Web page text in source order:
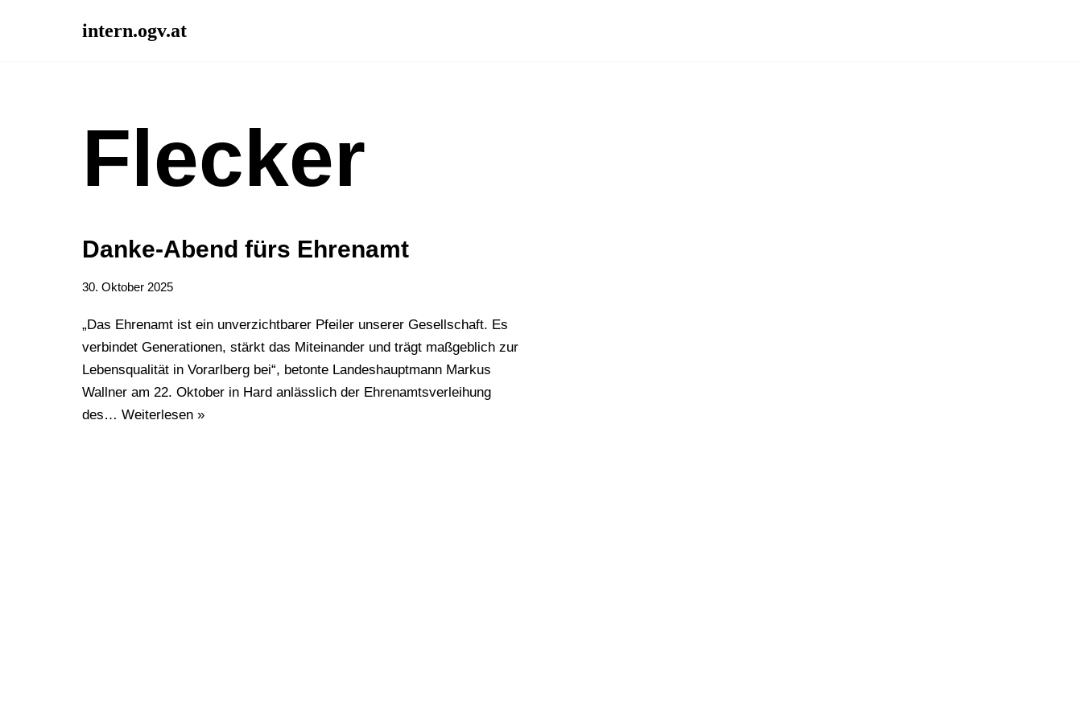
intern.ogv.at
Flecker
Danke-Abend fürs Ehrenamt
30. Oktober 2025
„Das Ehrenamt ist ein unverzichtbarer Pfeiler unserer Gesellschaft. Es
verbindet Generationen, stärkt das Miteinander und trägt maßgeblich zur
Lebensqualität in Vorarlberg bei“, betonte Landeshauptmann Markus
Wallner am 22. Oktober in Hard anlässlich der Ehrenamtsverleihung
des… Weiterlesen »